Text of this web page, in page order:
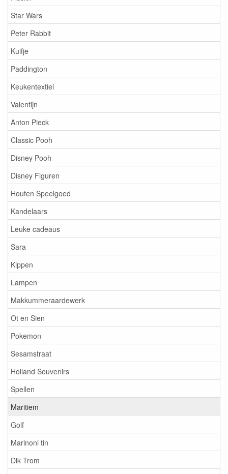
Star Wars
Peter Rabbit
Kuifje
Paddington
Keukentextiel
Valentijn
Anton Pieck
Classic Pooh
Disney Pooh
Disney Figuren
Houten Speelgoed
Kandelaars
Leuke cadeaus
Sara
Kippen
Lampen
Makkummeraardewerk
Ot en Sien
Pokemon
Sesamstraat
Holland Souvenirs
Spellen
Maritiem
Golf
Marinoni tin
Dik Trom